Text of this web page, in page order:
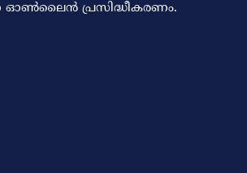
ഓണ്‍ലൈന്‍ പ്രസിദ്ധീകരണം.